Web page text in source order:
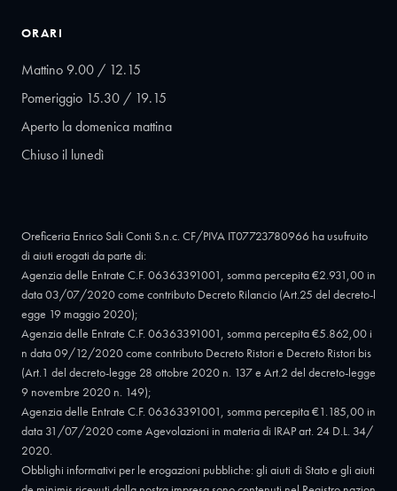
ORARI
Mattino 9.00 / 12.15
Pomeriggio 15.30 / 19.15
Aperto la domenica mattina
Chiuso il lunedì
Oreficeria Enrico Sali Conti S.n.c. CF/PIVA IT07723780966 ha usufruito
di aiuti erogati da parte di:
Agenzia delle Entrate C.F. 06363391001, somma percepita €2.931,00 in
data 03/07/2020 come contributo Decreto Rilancio (Art.25 del decreto-l
egge 19 maggio 2020);
Agenzia delle Entrate C.F. 06363391001, somma percepita €5.862,00 i
n data 09/12/2020 come contributo Decreto Ristori e Decreto Ristori bis
(Art.1 del decreto-legge 28 ottobre 2020 n. 137 e Art.2 del decreto-legge
9 novembre 2020 n. 149);
Agenzia delle Entrate C.F. 06363391001, somma percepita €1.185,00 in
data 31/07/2020 come Agevolazioni in materia di IRAP art. 24 D.L. 34/
2020.
Obblighi informativi per le erogazioni pubbliche: gli aiuti di Stato e gli aiuti